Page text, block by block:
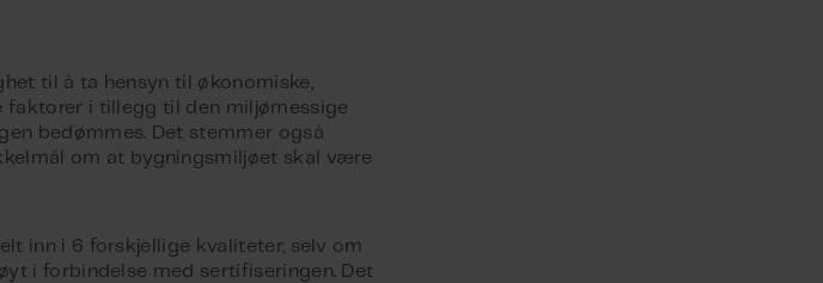
til å ta hensyn til økonomiske,
faktorer i tillegg til den miljømessige
bedømmes. Det stemmer også
om at bygningsmiljøet skal være
inn i 6 forskjellige kvaliteter, selv om
i forbindelse med sertifiseringen. Det